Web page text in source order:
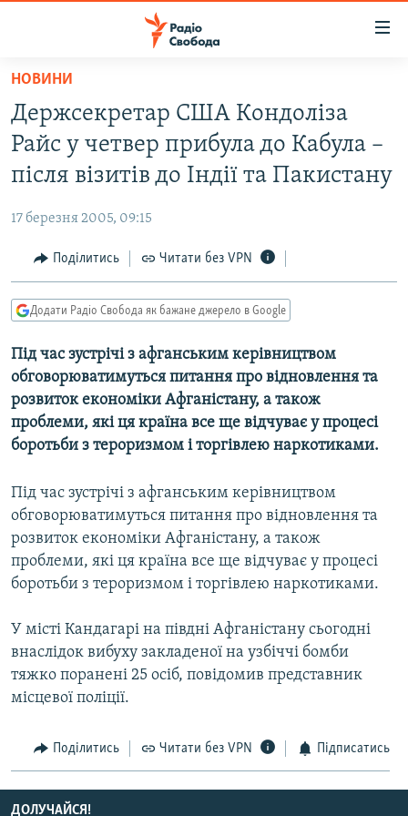
Перейти
основного
матеріалу
Перейти
до
основної
навігації
Перейти
до
пошуку
ВСЕ ЗА ДОБУ
СТАТТІ
ЕКОНОМІКА
СУСПІЛЬСТВО
УКРАЇНА
СВІТ
РОСІЙСЬКА «ФІЛЬТРАЦІЯ»
ДОНБАС.РЕАЛІЇ
ТИ ЯК?
СХЕМИ
КИТАЙ.ВИКЛИКИ
МУЛЬТИМЕДІА
ФОТО
СПЕЦПРОЄКТИ
ПОДКАСТИ
КРИМ РЕАЛІЇ
РУС
УКР
КТАТ
НОВИНИ
Держсекретар США Кондоліза
Райс у четвер прибула до Кабула –
після візитів до Індії та Пакистану
17 березня 2005, 09:15
Поділитись Читати без VPN
Додати Радіо Свобода як бажане джерело в Google
Під час зустрічі з афганським керівництвом
обговорюватимуться питання про відновлення та
розвиток економіки Афганістану, а також
проблеми, які ця країна все ще відчуває у процесі
боротьби з тероризмом і торгівлею наркотиками.
Під час зустрічі з афганським керівництвом
обговорюватимуться питання про відновлення та
розвиток економіки Афганістану, а також
проблеми, які ця країна все ще відчуває у процесі
боротьби з тероризмом і торгівлею наркотиками.
У місті Кандагарі на півдні Афганістану сьогодні
внаслідок вибуху закладеної на узбіччі бомби
тяжко поранені 25 осіб, повідомив представник
місцевої поліції.
Поділитись Читати без VPN Підписатись
ДОЛУЧАЙСЯ!